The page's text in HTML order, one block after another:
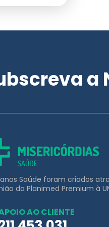
a
Saúde foram criados
da Planimed Premium à
AO CLIENTE